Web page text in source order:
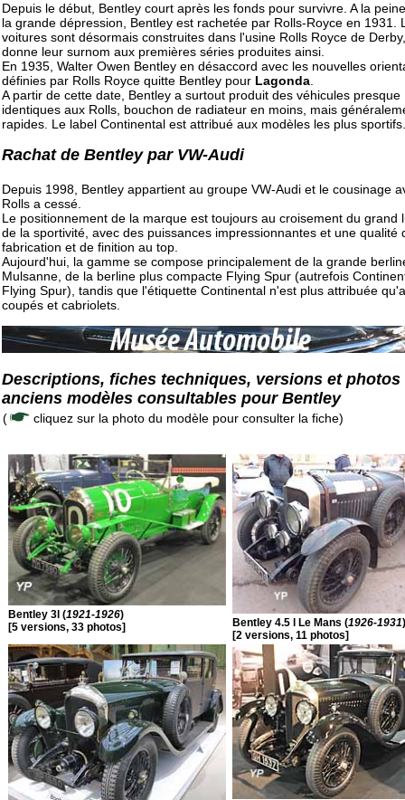
Depuis le début, Bentley court après les fonds pour survivre. A la
la grande dépression, Bentley est rachetée par Rolls-Royce en 1931.
voitures sont désormais construites dans l'usine Rolls Royce de
donne leur surnom aux premières séries produites ainsi.
En 1935, Walter Owen Bentley en désaccord avec les nouvelles
définies par Rolls Royce quitte Bentley pour Lagonda.
A partir de cette date, Bentley a surtout produit des véhicules presque
identiques aux Rolls, bouchon de radiateur en moins, mais
rapides. Le label Continental est attribué aux modèles les plus sportifs.
Rachat de Bentley par VW-Audi
Depuis 1998, Bentley appartient au groupe VW-Audi et le cousinage
Rolls a cessé.
Le positionnement de la marque est toujours au croisement du grand
de la sportivité, avec des puissances impressionnantes et une qualité
fabrication et de finition au top.
Aujourd'hui, la gamme se compose principalement de la grande
Mulsanne, de la berline plus compacte Flying Spur (autrefois
Flying Spur), tandis que l'étiquette Continental n'est plus attribuée
coupés et cabriolets.
Descriptions, fiches techniques, versions et photos
anciens modèles consultables pour Bentley
( cliquez sur la photo du modèle pour consulter la fiche)
Bentley 3l (1921-1926)
[5 versions, 33 photos]
Bentley 4.5 l Le Mans (1926-1931)
[2 versions, 11 photos]